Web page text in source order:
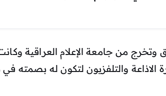
من جامعة الإعلام العراقية وكانت
الاذاعة والتلفزيون لتكون له بصمته